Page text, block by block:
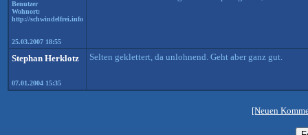
Benutzer
Wohnort:
http://schwindelfrei.info
25.03.2007 18:55
Stephan Herklotz
07.01.2004 15:35
Selten geklettert, da unlohnend. Geht aber ganz gut.
[Neuen